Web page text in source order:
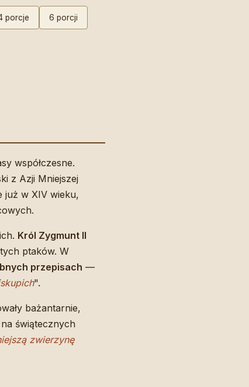
porcje 6 porcji
współczesne.
z Azji Mniejszej
już w XIV wieku,
Król Zygmunt II
ptaków. W
przepisach —
".
bażantarnie,
świątecznych
zwierzynę